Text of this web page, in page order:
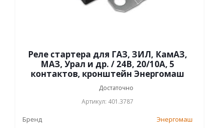
Реле стартера для ГАЗ, ЗИЛ, КамАЗ,
МАЗ, Урал и др. / 24В, 20/10А, 5
контактов, кронштейн Энергомаш
Достаточно
Артикул: 401.3787
Бренд Энергомаш